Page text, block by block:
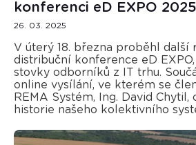
konferenci eD EXPO 2025
26. 03. 2025
V úterý 18. března proběhl další
distribuční konference eD
stovky odborníků z IT trhu.
online vysílání, ve kterém se
REMA Systém, Ing. David
historie našeho kolektivního